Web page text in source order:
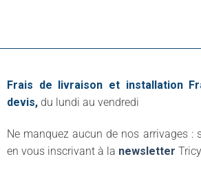
Frais de livraison et installation
devis, du lundi au vendredi
Ne manquez aucun de nos arrivages :
en vous inscrivant à la newsletter